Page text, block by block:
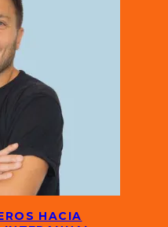
HACIA